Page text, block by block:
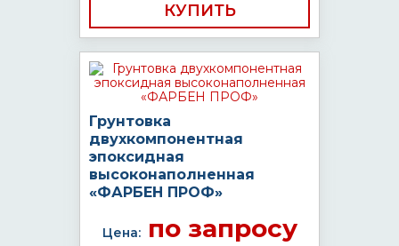
КУПИТЬ
Грунтовка
двухкомпонентная
эпоксидная
высоконаполненная
«ФАРБЕН ПРОФ»
Цена:по запросу